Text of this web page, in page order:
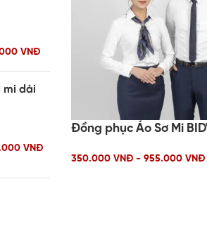
VNĐ
mi dài
VNĐ
Đồng phục Áo Sơ Mi
350.000 VNĐ - 955.000 VNĐ